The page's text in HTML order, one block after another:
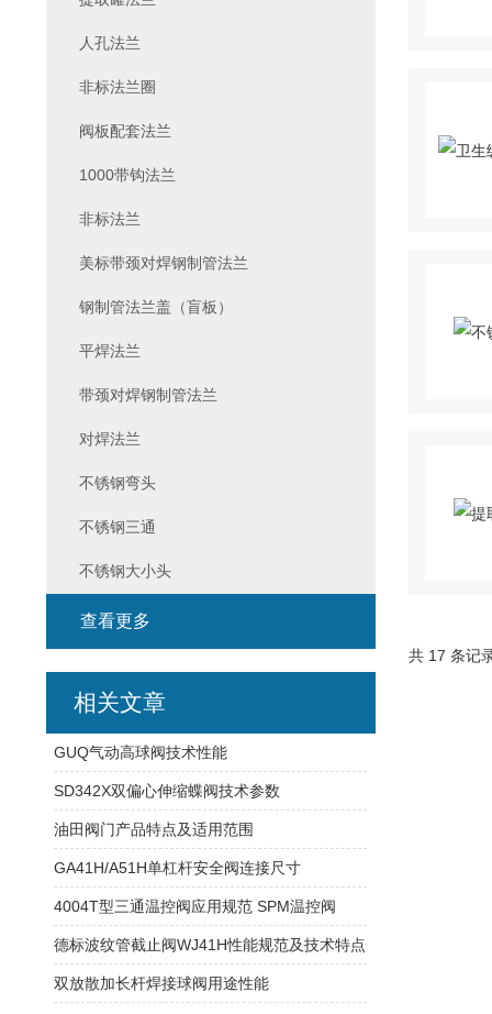
共 17 条记
人孔法兰
非标法兰圈
阀板配套法兰
1000带钩法兰
非标法兰
美标带颈对焊钢制管法兰
钢制管法兰盖（盲板）
平焊法兰
带颈对焊钢制管法兰
对焊法兰
不锈钢弯头
不锈钢三通
不锈钢大小头
查看更多
相关文章
GUQ气动高球阀技术性能
SD342X双偏心伸缩蝶阀技术参数
油田阀门产品特点及适用范围
GA41H/A51H单杠杆安全阀连接尺寸
4004T型三通温控阀应用规范 SPM温控阀
德标波纹管截止阀WJ41H性能规范及技术特点
双放散加长杆焊接球阀用途性能